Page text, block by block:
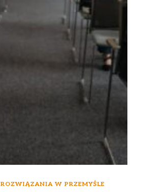
ROZWIĄZANIA W PRZEMYŚLE